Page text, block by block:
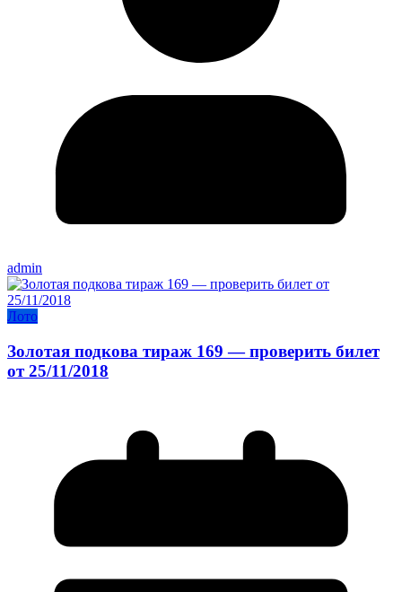
admin
Лото
Золотая подкова тираж 169 — проверить билет
от 25/11/2018